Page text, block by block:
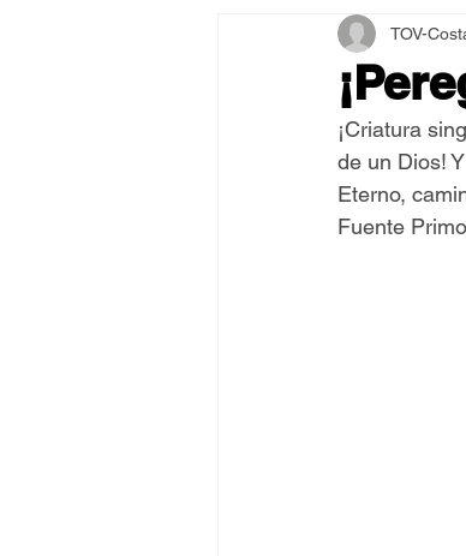
Asamblea
Estilo y Vida de los
Pentecostés El
TOV-
¡Criatura
de un Dios!
Eterno,
Fuente